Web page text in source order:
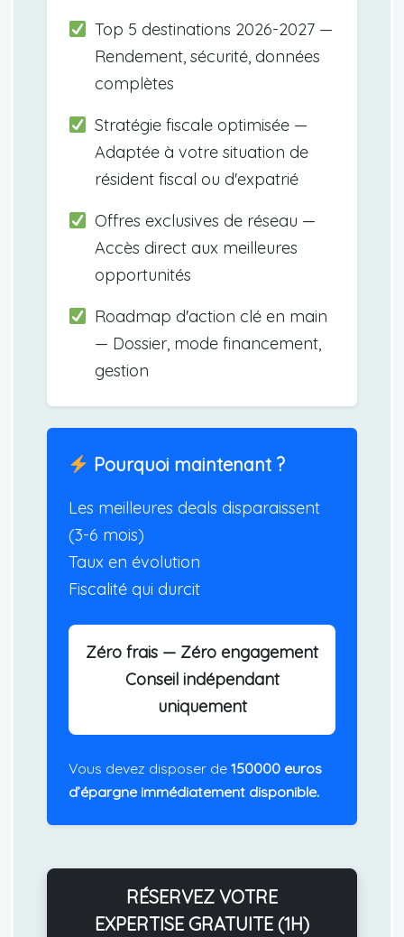
Top 5 destinations 2026-2027 —
Rendement, sécurité, données
complètes
Stratégie fiscale optimisée —
Adaptée à votre situation de
résident fiscal ou d'expatrié
Offres exclusives de réseau —
Accès direct aux meilleures
opportunités
Roadmap d'action clé en main
— Dossier, mode financement,
gestion
Pourquoi maintenant ?
Les meilleures deals disparaissent
(3-6 mois)
Taux en évolution
Fiscalité qui durcit
Zéro frais — Zéro engagement
Conseil indépendant
uniquement
Vous devez disposer de 150000 euros
d’épargne immédiatement disponible.
RÉSERVEZ VOTRE
EXPERTISE GRATUITE (1H)